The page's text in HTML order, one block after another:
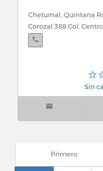
Consultores
Contadores Publicos
Cortinas Anticiclonicas
Cruceros
Chetumal, Quintana
Corozal 388 Col. Centro
Sin
Primero